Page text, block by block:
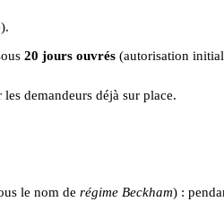
20 jours ouvrés(autorisation
les demandeurs déjà sur place.
le nom de régime Beckham) :